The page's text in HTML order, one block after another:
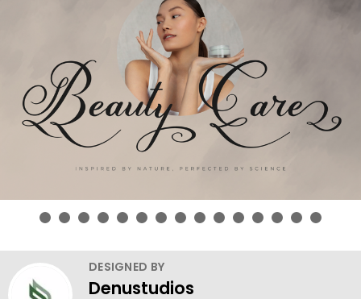
DESIGNED BY
Denustudios